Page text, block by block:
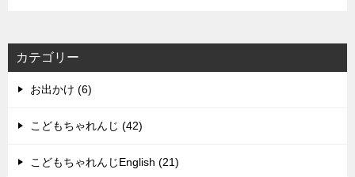
カテゴリー
お出かけ (6)
こどもちゃれんじ (42)
こどもちゃれんじEnglish (21)